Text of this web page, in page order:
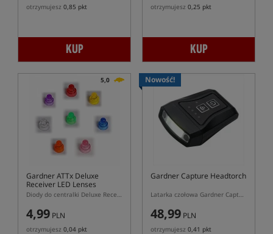
otrzymujesz 0,85 pkt
KUP
otrzymujesz 0,25 pkt
KUP
5,0
Gardner ATTx Deluxe
Receiver LED Lenses
Diody do centralki Deluxe Receiver
4,99 PLN
otrzymujesz 0,04 pkt
Nowość!
Gardner Capture Headtorch
Latarka czołowa Gardner Capture z wbudowaną baterią
48,99 PLN
otrzymujesz 0,41 pkt